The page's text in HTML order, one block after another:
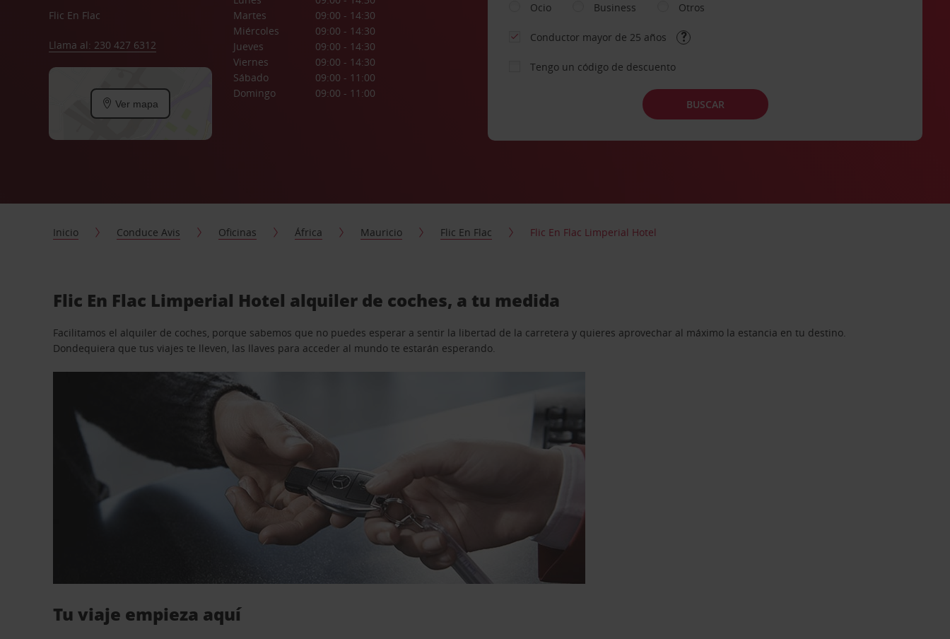
Flic En Flac
Llama al: 230 427 6312
Ver mapa
Martes
09:00 - 14:30
Miércoles
09:00 - 14:30
Jueves
09:00 - 14:30
Viernes
09:00 - 14:30
Sábado
09:00 - 11:00
Domingo
09:00 - 11:00
Ocio
Business Otros
Conductor mayor de 25 años
Tengo un código de descuento
BUSCAR
Inicio Conduce Avis Oficinas África Mauricio Flic En Flac Flic En Flac Limperial Hotel
Flic En Flac Limperial Hotel alquiler de coches, a tu medida
Facilitamos el alquiler de coches, porque sabemos que no puedes esperar a sentir la libertad de la carretera y quieres aprovechar al máximo la estancia en tu destino.
Dondequiera que tus viajes te lleven, las llaves para acceder al mundo te estarán esperando.
Tu viaje empieza aquí